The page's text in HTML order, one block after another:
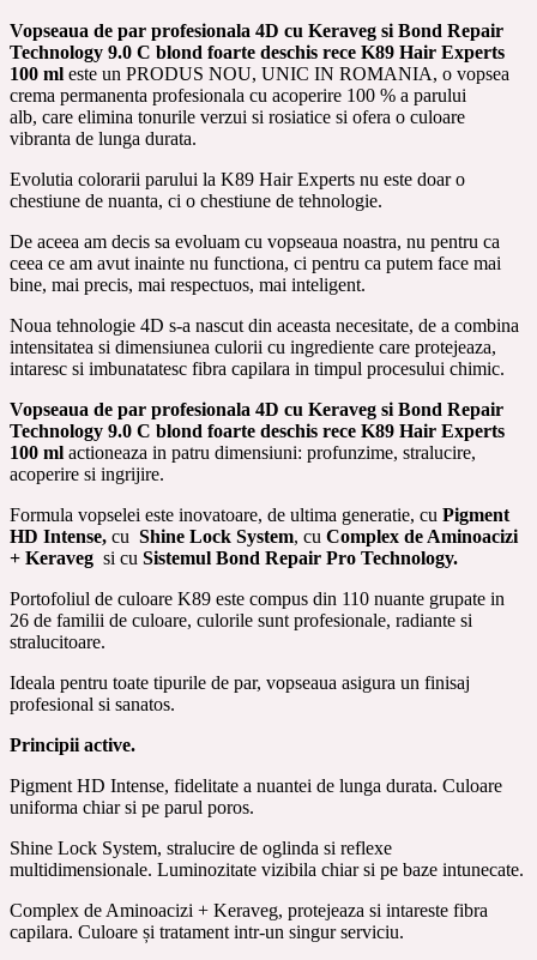
foarte
deschis
rece
K89
Hair
Experts
ml
Vopseaua de par profesionala 4D cu Keraveg si Bond Repair
Technology 9.0 C blond foarte deschis rece K89 Hair Experts
100 ml este un PRODUS NOU, UNIC IN ROMANIA, o vopsea
crema permanenta profesionala cu acoperire 100 % a parului
alb, care elimina tonurile verzui si rosiatice si ofera o culoare
vibranta de lunga durata.
Evolutia colorarii parului la K89 Hair Experts nu este doar o
chestiune de nuanta, ci o chestiune de tehnologie.
De aceea am decis sa evoluam cu vopseaua noastra, nu pentru ca
ceea ce am avut inainte nu functiona, ci pentru ca putem face mai
bine, mai precis, mai respectuos, mai inteligent.
Noua tehnologie 4D s-a nascut din aceasta necesitate, de a combina
intensitatea si dimensiunea culorii cu ingrediente care protejeaza,
intaresc si imbunatatesc fibra capilara in timpul procesului chimic.
Vopseaua de par profesionala 4D cu Keraveg si Bond Repair
Technology 9.0 C blond foarte deschis rece K89 Hair Experts
100 ml actioneaza in patru dimensiuni: profunzime, stralucire,
acoperire si ingrijire.
Formula vopselei este inovatoare, de ultima generatie, cu Pigment
HD Intense, cu Shine Lock System, cu Complex de Aminoacizi
+ Keraveg si cu Sistemul Bond Repair Pro Technology.
Portofoliul de culoare K89 este compus din 110 nuante grupate in
26 de familii de culoare, culorile sunt profesionale, radiante si
stralucitoare.
Ideala pentru toate tipurile de par, vopseaua asigura un finisaj
profesional si sanatos.
Principii active.
Pigment HD Intense, fidelitate a nuantei de lunga durata. Culoare
uniforma chiar si pe parul poros.
Shine Lock System, stralucire de oglinda si reflexe
multidimensionale. Luminozitate vizibila chiar si pe baze intunecate.
Complex de Aminoacizi + Keraveg, protejeaza si intareste fibra
capilara. Culoare și tratament intr-un singur serviciu.